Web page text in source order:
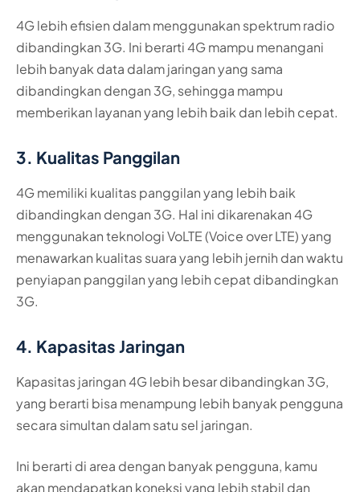
4G lebih efisien dalam menggunakan spektrum radio
dibandingkan 3G. Ini berarti 4G mampu menangani
lebih banyak data dalam jaringan yang sama
dibandingkan dengan 3G, sehingga mampu
memberikan layanan yang lebih baik dan lebih cepat.
3. Kualitas Panggilan
4G memiliki kualitas panggilan yang lebih baik
dibandingkan dengan 3G. Hal ini dikarenakan 4G
menggunakan teknologi VoLTE (Voice over LTE) yang
menawarkan kualitas suara yang lebih jernih dan waktu
penyiapan panggilan yang lebih cepat dibandingkan
3G.
4. Kapasitas Jaringan
Kapasitas jaringan 4G lebih besar dibandingkan 3G,
yang berarti bisa menampung lebih banyak pengguna
secara simultan dalam satu sel jaringan.
Ini berarti di area dengan banyak pengguna, kamu
akan mendapatkan koneksi yang lebih stabil dan